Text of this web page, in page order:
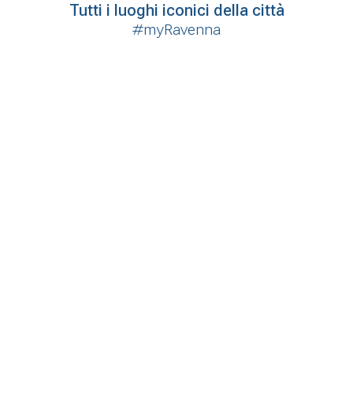
Tutti i luoghi iconici della città
#myRavenna